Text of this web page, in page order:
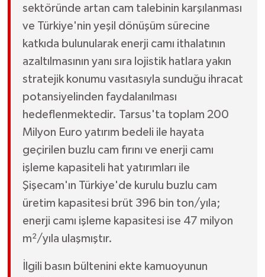
sektöründe artan cam talebinin karşılanması
ve Türkiye'nin yeşil dönüşüm sürecine
katkıda bulunularak enerji camı ithalatının
azaltılmasının yanı sıra lojistik hatlara yakın
stratejik konumu vasıtasıyla sunduğu ihracat
potansiyelinden faydalanılması
hedeflenmektedir. Tarsus'ta toplam 200
Milyon Euro yatırım bedeli ile hayata
geçirilen buzlu cam fırını ve enerji camı
işleme kapasiteli hat yatırımları ile
Şişecam'ın Türkiye'de kurulu buzlu cam
üretim kapasitesi brüt 396 bin ton/yıla;
enerji camı işleme kapasitesi ise 47 milyon
m²/yıla ulaşmıştır.
İlgili basın bültenini ekte kamuoyunun